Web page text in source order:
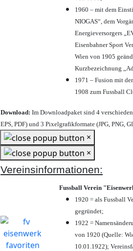
1960 – mit dem
NIOGAS“, dem
Energieversorgers
Eisenbahner Sport
Wien von 1905
Kurzbezeichnung
1971 – Fusion mit
1908 zum Fussball
Download: Im Downloadpaket sind 4
EPS, PDF) und 3 Pixelgrafikformate (JPG, PNG,
×
×
Vereinsinformationen:
Fussball Verein
1920 = als Fussball
gegründet;
1922 =
von 1920 (Quelle:
10.01.1922);